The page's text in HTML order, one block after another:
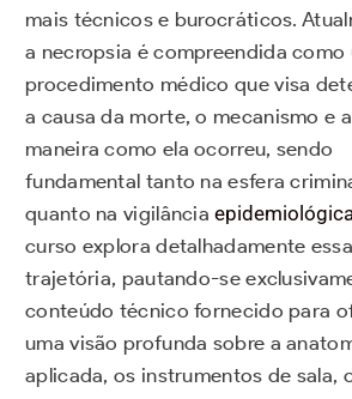
mais técnicos e burocráticos.
a necropsia é compreendida como
procedimento médico que visa
a causa da morte, o mecanismo e a
maneira como ela ocorreu, sendo
fundamental tanto na esfera
quanto na vigilânciaepidemiológica
curso explora detalhadamente essa
trajetória, pautando-se
conteúdo técnico fornecido para
uma visão profunda sobre a
aplicada, os instrumentos de sala,